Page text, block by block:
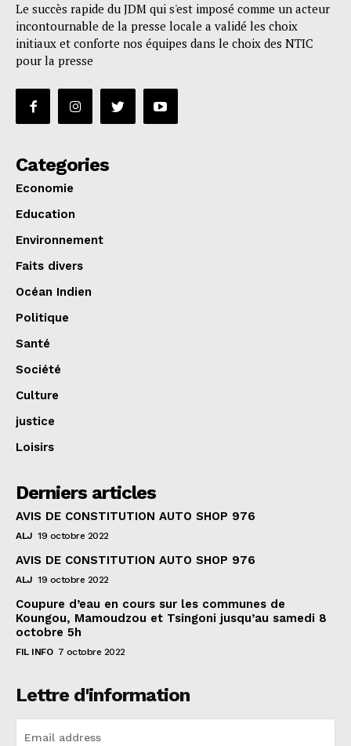
Le succès rapide du JDM qui s'est imposé comme un acteur
incontournable de la presse locale a validé les choix
initiaux et conforte nos équipes dans le choix des NTIC
pour la presse
Categories
Economie
Education
Environnement
Faits divers
Océan Indien
Politique
Santé
Société
Culture
justice
Loisirs
Derniers articles
AVIS DE CONSTITUTION AUTO SHOP 976
ALJ 19 octobre 2022
AVIS DE CONSTITUTION AUTO SHOP 976
ALJ 19 octobre 2022
Coupure d’eau en cours sur les communes de
Koungou, Mamoudzou et Tsingoni jusqu’au samedi 8
octobre 5h
FIL INFO 7 octobre 2022
Lettre d'information